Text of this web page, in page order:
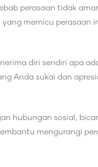
perasaan tidak
memicu perasaan
diri sendiri apa
Anda sukai dan
hubungan sosial,
mengurangi